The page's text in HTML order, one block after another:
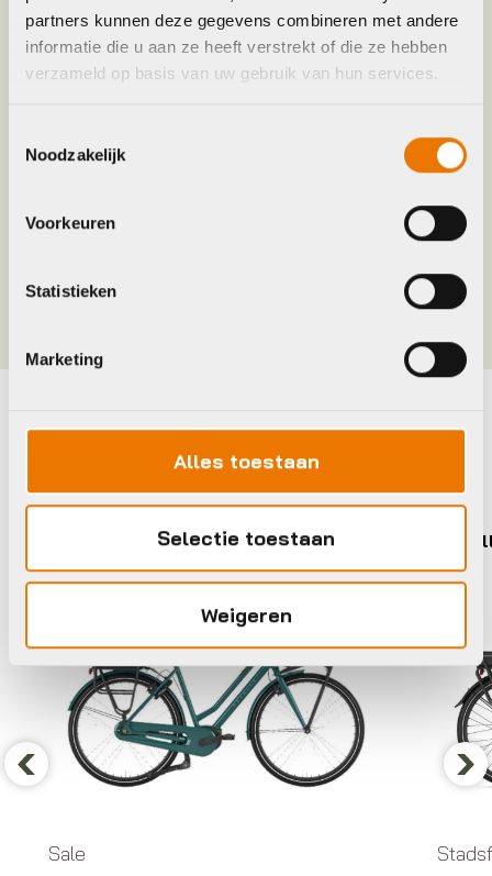
partners kunnen deze gegevens combineren met andere
informatie die u aan ze heeft verstrekt of die ze hebben
verzameld op basis van uw gebruik van hun services.
Noodzakelijk
Voorkeuren
Statistieken
Marketing
Alles toestaan
Selectie toestaan
Weigeren
Accu voltage 36
Gemiddeld actieradius 55
Hoofdkleur Grijs, Groen
Maak je fiets compleet
Bekijk alle accessoires
Sale